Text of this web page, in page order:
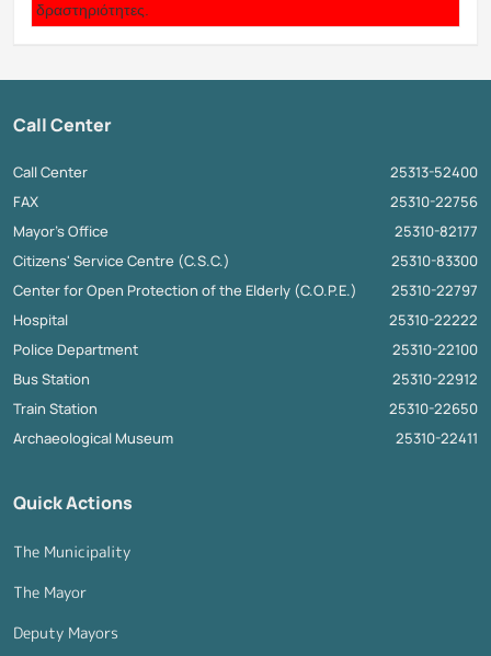
δραστηριότητες.
Call Center
Call Center
25313-52400
FAX
25310-22756
Mayor's Office
25310-82177
Citizens' Service Centre (C.S.C.)
25310-83300
Center for Open Protection of the Elderly (C.O.P.E.)
25310-22797
Hospital
25310-22222
Police Department
25310-22100
Bus Station
25310-22912
Train Station
25310-22650
Archaeological Museum
25310-22411
Quick Actions
The Municipality
The Mayor
Deputy Mayors